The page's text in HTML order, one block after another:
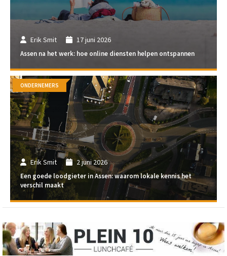
Erik Smit 17 juni 2026
Assen na het werk: hoe online diensten helpen ontspannen
Erik Smit 2 juni 2026
Een goede loodgieter in Assen: waarom lokale kennis het
verschil maakt
ONDERNEMERS